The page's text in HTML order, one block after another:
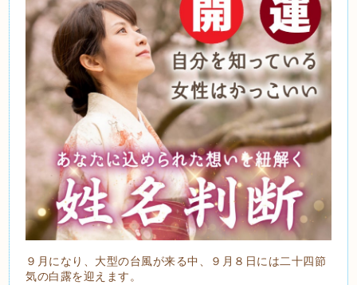
９月になり、大型の台風が来る中、９月８日には二十四節
気の白露を迎えます。